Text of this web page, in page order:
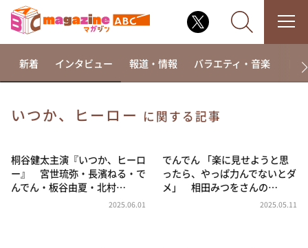
相席食堂
これ余談なんですけど・・・
～人生密着トークバラエティ！～ やすとものいたっ
新着 インタビュー 報道・情報 バラエティ・音楽 ド
いつか、ヒーロー に関する記事
桐谷健太主演『いつか、ヒーロ
ー』 宮世琉弥・長濱ねる・で
んでん・板谷由夏・北村…
2025.06.01
でんでん 「楽に見せようと思
ったら、やっぱ力んでないとダ
メ」 相田みつをさんの…
2025.05.11